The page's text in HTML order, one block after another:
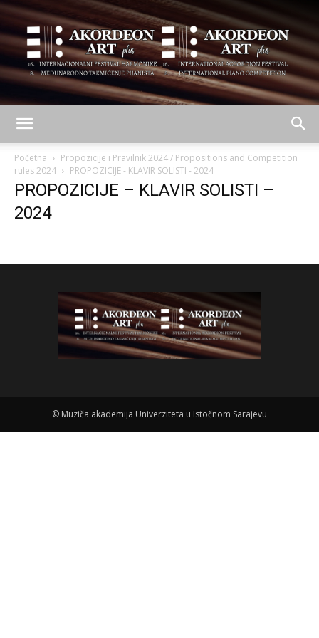
ART
plus
Početna
Propozicije i Pravilnik 2024 / Propositions and Competition
rules 2024
PROPOZICIJE - KLAVIR SOLISTI - 2024
PROPOZICIJE – KLAVIR SOLISTI –
2024
© Muziča akademija Univerziteta u Istočnom Sarajevu